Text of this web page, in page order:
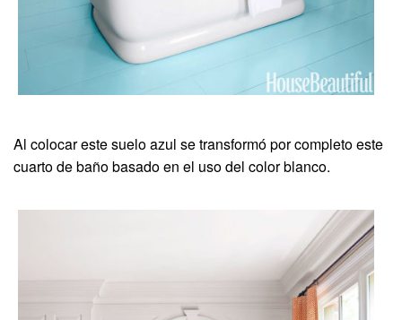
Al colocar este suelo azul se transformó por completo este
cuarto de baño basado en el uso del color blanco.